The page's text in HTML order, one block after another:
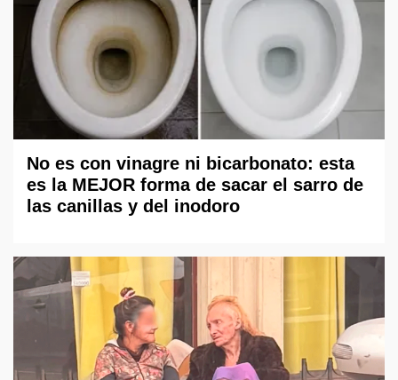
No es con vinagre ni bicarbonato: esta
es la MEJOR forma de sacar el sarro de
las canillas y del inodoro